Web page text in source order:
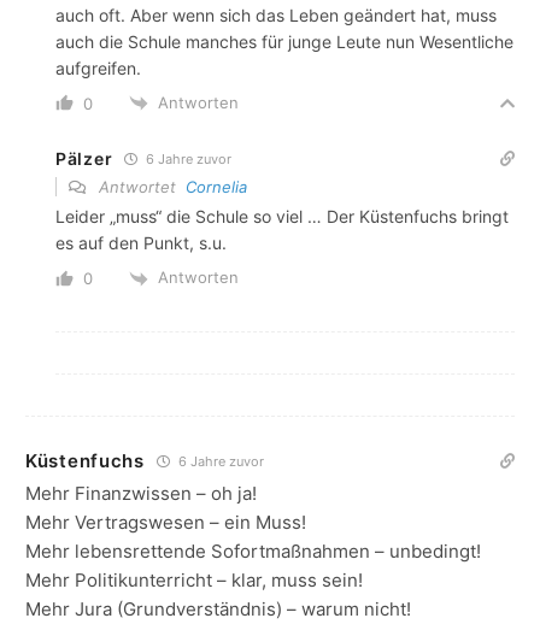
auch oft. Aber wenn sich das Leben geändert hat, muss
auch die Schule manches für junge Leute nun Wesentliche
aufgreifen.
0 Antworten
Pälzer 6 Jahre zuvor
Antwortet Cornelia
Leider „muss“ die Schule so viel … Der Küstenfuchs bringt
es auf den Punkt, s.u.
0 Antworten
Küstenfuchs 6 Jahre zuvor
Mehr Finanzwissen – oh ja!
Mehr Vertragswesen – ein Muss!
Mehr lebensrettende Sofortmaßnahmen – unbedingt!
Mehr Politikunterricht – klar, muss sein!
Mehr Jura (Grundverständnis) – warum nicht!